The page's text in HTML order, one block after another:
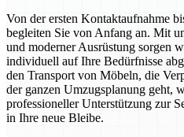
Von der ersten Kontaktaufnahme
begleiten Sie von Anfang an. Mit
und moderner Ausrüstung sorgen
individuell auf Ihre Bedürfnisse
den Transport von Möbeln, die
der ganzen Umzugsplanung geht,
professioneller Unterstützung zur
in Ihre neue Bleibe.